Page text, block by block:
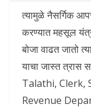
त्यामुळे नैसर्गिक
करण्यात महसूल
बोजा वाढत जातो
याचा जास्त
Talathi, Clerk,
Revenue